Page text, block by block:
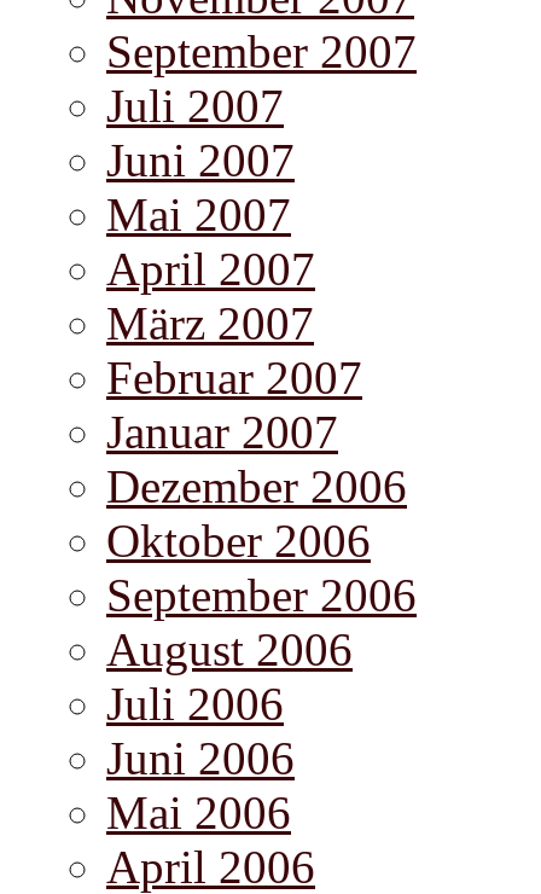
September 2007
Juli 2007
Juni 2007
Mai 2007
April 2007
März 2007
Februar 2007
Januar 2007
Dezember 2006
Oktober 2006
September 2006
August 2006
Juli 2006
Juni 2006
Mai 2006
April 2006